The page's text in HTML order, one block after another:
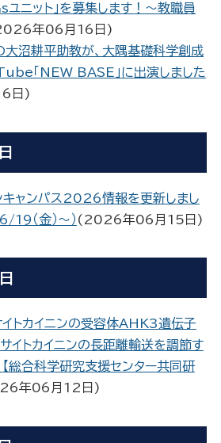
ユニット」を募集します！～教職員
年06月16日 )
大沼耕平助教が、大隅基礎科学創成
「NEW BASE」に出演しました
日 )
キャンパス2026情報を更新しまし
19（金）～） ( 2026年06月15日 )
トカイニンの受容体AHK3遺伝子
イトカイニンの長距離輸送を調節す
総合科学研究支援センター共同研
年06月12日 )